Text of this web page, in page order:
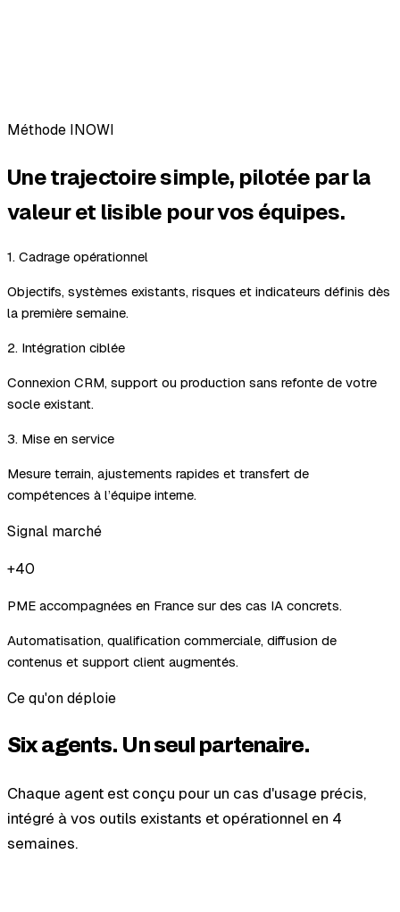
Méthode INOWI
Une trajectoire simple, pilotée par la
valeur et lisible pour vos équipes.
1. Cadrage opérationnel
Objectifs, systèmes existants, risques et indicateurs définis dès
la première semaine.
2. Intégration ciblée
Connexion CRM, support ou production sans refonte de votre
socle existant.
3. Mise en service
Mesure terrain, ajustements rapides et transfert de
compétences à l’équipe interne.
Signal marché
+40
PME accompagnées en France sur des cas IA concrets.
Automatisation, qualification commerciale, diffusion de
contenus et support client augmentés.
Ce qu'on déploie
Six agents. Un seul partenaire.
Chaque agent est conçu pour un cas d'usage précis,
intégré à vos outils existants et opérationnel en 4
semaines.